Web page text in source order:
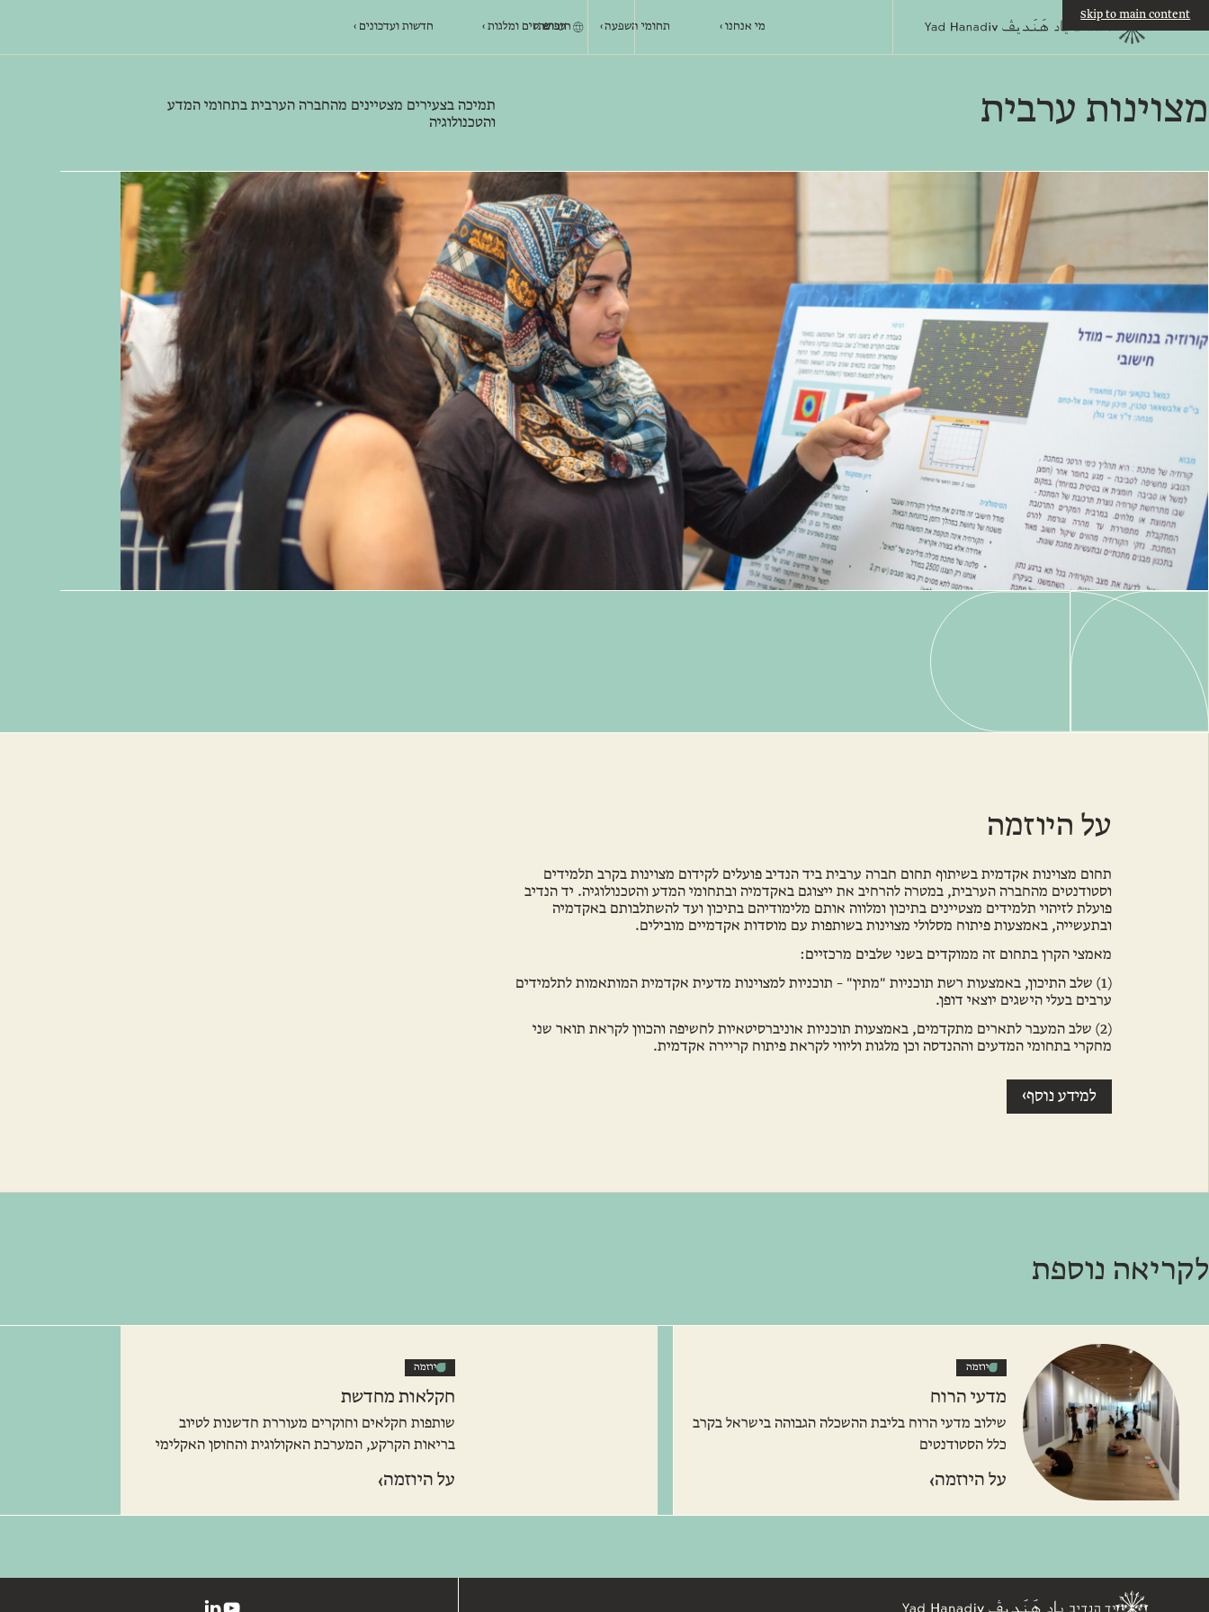
Skip to main content
מי אנחנו
תחומי השפעה פרסים ומלגות חדשות ועדכונים חיפוש
עברית
מצוינות ערבית
תמיכה בצעירים מצטיינים מהחברה הערבית בתחומי המדע
והטכנולוגיה
על היוזמה
תחום מצוינות אקדמית בשיתוף תחום חברה ערבית ביד הנדיב פועלים לקידום מצוינות בקרב תלמידים
וסטודנטים מהחברה הערבית, במטרה להרחיב את ייצוגם באקדמיה ובתחומי המדע והטכנולוגיה. יד הנדיב
פועלת לזיהוי תלמידים מצטיינים בתיכון ומלווה אותם מלימודיהם בתיכון ועד להשתלבותם באקדמיה
ובתעשייה, באמצעות פיתוח מסלולי מצוינות בשותפות עם מוסדות אקדמיים מובילים.
מאמצי הקרן בתחום זה ממוקדים בשני שלבים מרכזיים:
(1) שלב התיכון, באמצעות רשת תוכניות "מתין" – תוכניות למצוינות מדעית אקדמית המותאמות לתלמידים
ערבים בעלי הישגים יוצאי דופן.
(2) שלב המעבר לתארים מתקדמים, באמצעות תוכניות אוניברסיטאיות לחשיפה והכוון לקראת תואר שני
מחקרי בתחומי המדעים וההנדסה וכן מלגות וליווי לקראת פיתוח קריירה אקדמית.
למידע נוסף›
לקריאה נוספת
יוזמה
מדעי הרוח
שילוב מדעי הרוח בליבת ההשכלה הגבוהה בישראל בקרב
כלל הסטודנטים
על היוזמה›
יוזמה
חקלאות מחדשת
שותפות חקלאים וחוקרים מעוררת חדשנות לטיוב
בריאות הקרקע, המערכת האקולוגית והחוסן האקלימי
על היוזמה›